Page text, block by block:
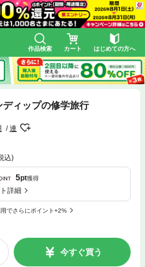
作品検索 カート はじめての方へ
ディップの修学旅行
連
込)
5pt獲得
詳細
でさらにポイント+2%
今すぐ買う